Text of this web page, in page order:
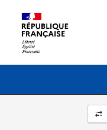
Menu principal